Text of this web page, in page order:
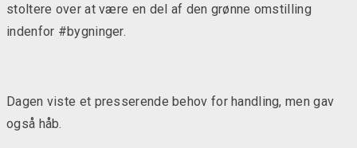
stoltere over at være en del af den grønne omstilling
indenfor #bygninger.
Dagen viste et presserende behov for handling, men gav
også håb.